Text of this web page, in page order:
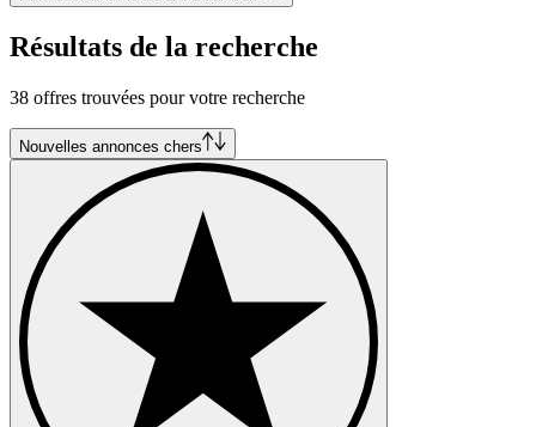
Volkswagen Modèles
Volkswagen Caddy
Volkswagen Combi
Volkswagen Corrado
Volkswagen Golf
Volkswagen Karmann Ghia
Volkswagen Kübel
Volkswagen New Beetle
Volkswagen Passat
Volkswagen Phaeton
Volkswagen Polo
Volkswagen Type 3
Résultats de la recherche
38 offres trouvées pour votre recherche
Nouvelles annonces chers